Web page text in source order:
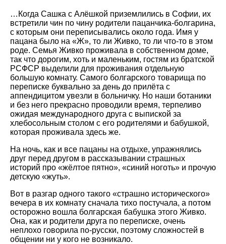
…Когда Сашка с Алёшкой приземлились в Софии, их
встретили чин по чину родители пацанчика-болгарина,
с которым они переписывались около года. Имя у
пацана было на «Ж», то ли Живко, то ли что-то в этом
роде. Семья Живко проживала в собственном доме,
так что дорогим, хоть и маленьким, гостям из братской
РСФСР выделили для проживания отдельную
большую комнату. Самого болгарского товарища по
переписке буквально за день до прилёта с
аппендицитом увезли в больничку. Но наши ботаники
и без него прекрасно проводили время, терпеливо
ожидая международного друга с выпиской за
хлебосольным столом с его родителями и бабушкой,
которая проживала здесь же.
На ночь, как и все пацаны на отдыхе, упражнялись
друг перед другом в рассказывании страшных
историй про «жёлтое пятно», «синий ноготь» и прочую
детскую «жуть».
Вот в разгар одного такого «страшно исторического»
вечера в их комнату сначала тихо постучала, а потом
осторожно вошла болгарская бабушка этого Живко.
Она, как и родители друга по переписке, очень
неплохо говорила по-русски, поэтому сложностей в
общении ни у кого не возникало.